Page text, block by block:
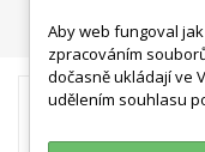
Simulátor Aplikace
Aby web fungoval
zpracováním
dočasně ukládají ve
udělením souhlasu